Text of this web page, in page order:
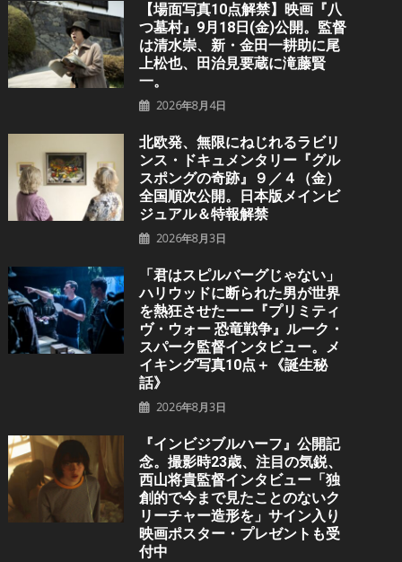
【場面写真10点解禁】映画『八
つ墓村』9月18日(金)公開。監督
は清水崇、新・金田一耕助に尾
上松也、田治見要蔵に滝藤賢
一。
2026年8月4日
北欧発、無限にねじれるラビリ
ンス・ドキュメンタリー『グル
スポングの奇跡』９／４（金）
全国順次公開。日本版メインビ
ジュアル＆特報解禁
2026年8月3日
「君はスピルバーグじゃない」
ハリウッドに断られた男が世界
を熱狂させたーー『プリミティ
ヴ・ウォー 恐⻯戦争』ルーク・
スパーク監督インタビュー。メ
イキング写真10点＋《誕⽣秘
話》
2026年8月3日
『インビジブルハーフ』公開記
念。撮影時23歳、注目の気鋭、
⻄⼭将貴監督インタビュー「独
創的で今まで見たことのないク
リーチャー造形を」サイン入り
映画ポスター・プレゼントも受
付中